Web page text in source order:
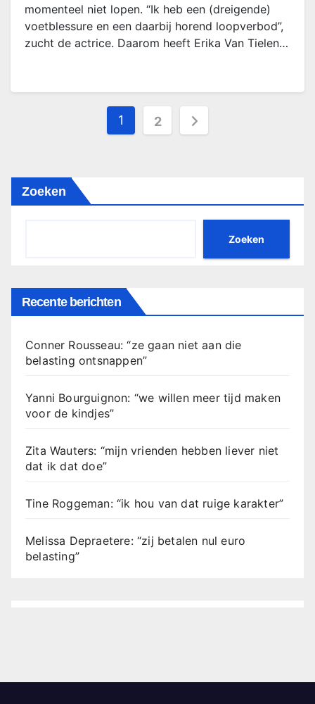
momenteel niet lopen. “Ik heb een (dreigende)
voetblessure en een daarbij horend loopverbod”,
zucht de actrice. Daarom heeft Erika Van Tielen…
Berichten
1 2
Zoeken
Zoeken
Recente berichten
Conner Rousseau: “ze gaan niet aan die
belasting ontsnappen”
Yanni Bourguignon: “we willen meer tijd maken
voor de kindjes”
Zita Wauters: “mijn vrienden hebben liever niet
dat ik dat doe”
Tine Roggeman: “ik hou van dat ruige karakter”
Melissa Depraetere: “zij betalen nul euro
belasting”